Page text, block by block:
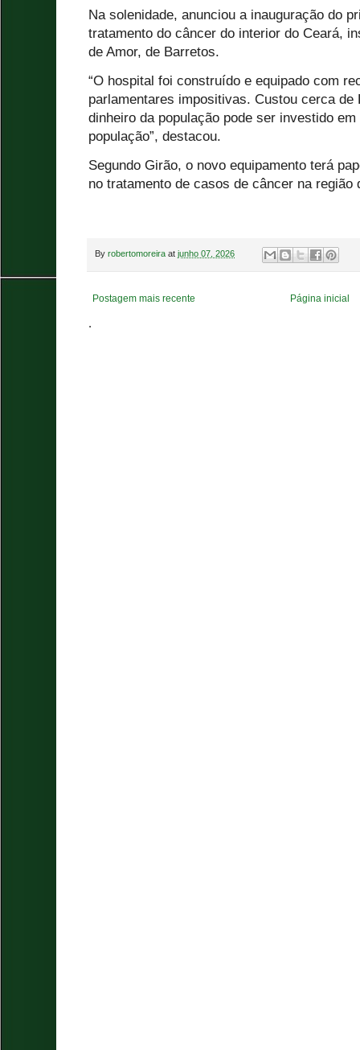
Na solenidade, anunciou a inauguração do
tratamento do câncer do interior do Ceará,
de Amor, de Barretos.
“O hospital foi construído e equipado com
parlamentares impositivas. Custou cerca de
dinheiro da população pode ser investido
população”, destacou.
Segundo Girão, o novo equipamento terá
no tratamento de casos de câncer na região
By robertomoreira at junho 07, 2026
Postagem mais recente Página inicial
.